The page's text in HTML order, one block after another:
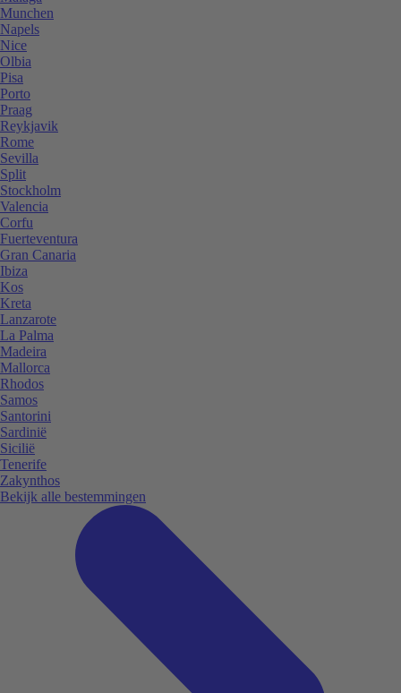
Munchen
Napels
Nice
Olbia
Pisa
Porto
Praag
Reykjavik
Rome
Sevilla
Split
Stockholm
Valencia
Corfu
Fuerteventura
Gran Canaria
Ibiza
Kos
Kreta
Lanzarote
La Palma
Madeira
Mallorca
Rhodos
Samos
Santorini
Sardinië
Sicilië
Tenerife
Zakynthos
Bekijk alle bestemmingen